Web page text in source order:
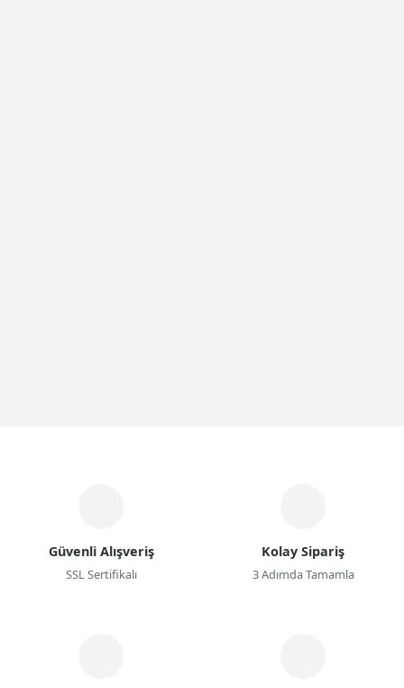
Güvenli Alışveriş
SSL Sertifikalı
Kolay Sipariş
3 Adımda Tamamla